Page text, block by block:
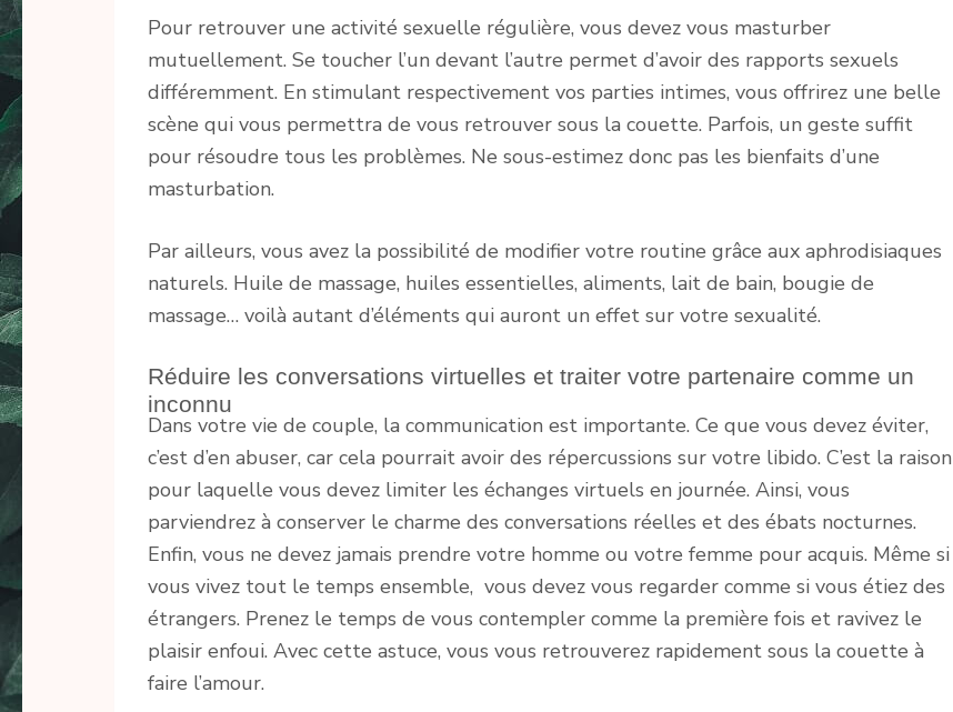
Pour retrouver une activité sexuelle régulière, vous devez vous masturber
mutuellement. Se toucher l’un devant l’autre permet d’avoir des rapports sexuels
différemment. En stimulant respectivement vos parties intimes, vous offrirez une belle
scène qui vous permettra de vous retrouver sous la couette. Parfois, un geste suffit
pour résoudre tous les problèmes. Ne sous-estimez donc pas les bienfaits d’une
masturbation.
Par ailleurs, vous avez la possibilité de modifier votre routine grâce aux aphrodisiaques
naturels. Huile de massage, huiles essentielles, aliments, lait de bain, bougie de
massage… voilà autant d’éléments qui auront un effet sur votre sexualité.
Réduire les conversations virtuelles et traiter votre partenaire comme un
inconnu
Dans votre vie de couple, la communication est importante. Ce que vous devez éviter,
c’est d’en abuser, car cela pourrait avoir des répercussions sur votre libido. C’est la raison
pour laquelle vous devez limiter les échanges virtuels en journée. Ainsi, vous
parviendrez à conserver le charme des conversations réelles et des ébats nocturnes.
Enfin, vous ne devez jamais prendre votre homme ou votre femme pour acquis. Même si
vous vivez tout le temps ensemble, vous devez vous regarder comme si vous étiez des
étrangers. Prenez le temps de vous contempler comme la première fois et ravivez le
plaisir enfoui. Avec cette astuce, vous vous retrouverez rapidement sous la couette à
faire l’amour.